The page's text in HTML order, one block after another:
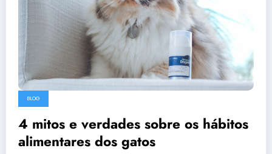
BLOG
4 mitos e verdades sobre os hábitos
alimentares dos gatos